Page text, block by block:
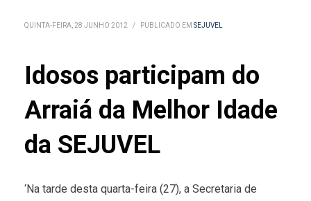
QUINTA-FEIRA, 28 JUNHO 2012 / PUBLICADO EM SEJUVEL
Idosos participam do
Arraiá da Melhor Idade
da SEJUVEL
‘Na tarde desta quarta-feira (27), a Secretaria de